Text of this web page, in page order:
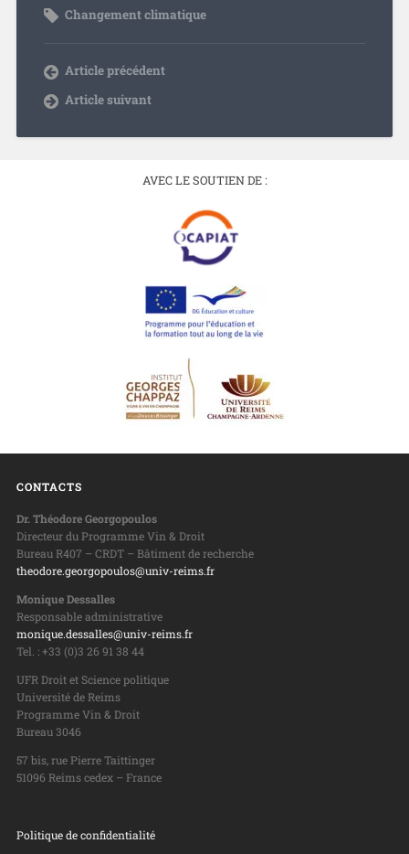
Changement climatique
Article précédent
Article suivant
AVEC LE SOUTIEN DE :
CONTACTS
Dr. Théodore Georgopoulos
Directeur du Programme Vin & Droit
Bureau R407 – CRDT – Bâtiment de recherche
theodore.georgopoulos@univ-reims.fr
Monique Dessalles
Responsable administrative
monique.dessalles@univ-reims.fr
Tel. : +33 (0)3 26 91 38 44
UFR Droit et Science politique
Université de Reims
Programme Vin & Droit
Bureau 3046
57 bis, rue Pierre Taittinger
51096 Reims cedex – France
Politique de confidentialité